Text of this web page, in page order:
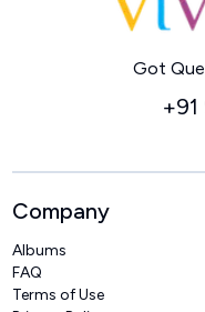
Got
Company
Albums
FAQ
Terms of Use